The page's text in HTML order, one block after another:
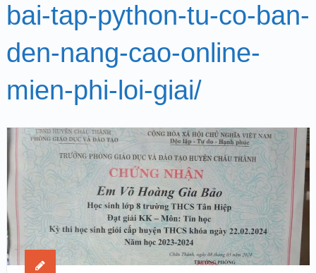
bai-tap-python-tu-co-ban-
den-nang-cao-online-
mien-phi-loi-giai/